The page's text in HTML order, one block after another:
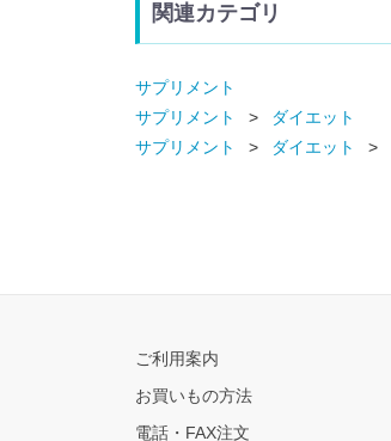
関連カテゴリ
サプリメント
サプリメント
ダイエット
サプリメント
ダイエット
ご利用案内
お買いもの方法
電話・FAX注文